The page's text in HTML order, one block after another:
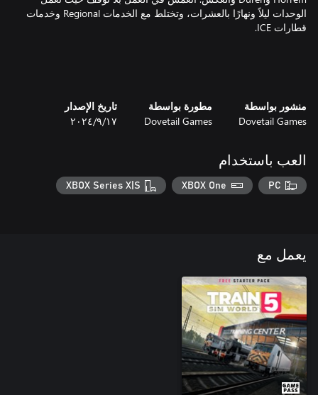
الوحدات ليلاً ونهارًا بالعشرات، وتختلط مع الخدمات Regional وخدمات
منشور بواسطة
Dovetail Games
مطورة بواسطة
Dovetail Games
تاريخ الإصدار
١٧‏/٩‏/٢٠٢٤
العب باستخدام
PC
XBOX One
XBOX Series X|S
يعمل مع